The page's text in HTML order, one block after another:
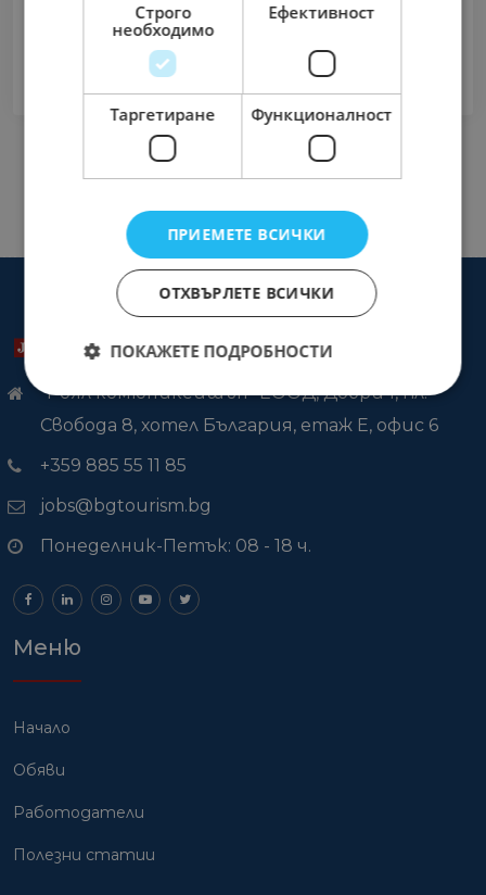
"Роял комюникейшън" ЕООД, Добрич, пл.
Свобода 8, хотел България, етаж Е, офис 6
+359 885 55 11 85
jobs@bgtourism.bg
Понеделник-Петък: 08 - 18 ч.
Меню
Начало
Обяви
Работодатели
Полезни статии
Строго
необходимо
Ефективност
Таргетиране Функционалност
ПРИЕМЕТЕ ВСИЧКИ
ОТХВЪРЛЕТЕ ВСИЧКИ
ПОКАЖЕТЕ ПОДРОБНОСТИ